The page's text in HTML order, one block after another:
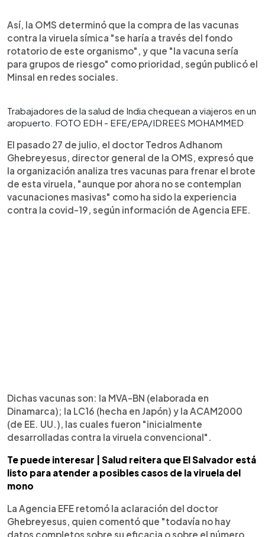
Así, la OMS determinó que la compra de las vacunas
contra la viruela símica "se haría a través del fondo
rotatorio de este organismo", y que "la vacuna sería
para grupos de riesgo" como prioridad, según publicó el
Minsal en redes sociales.
Trabajadores de la salud de India chequean a viajeros en un
aropuerto. FOTO EDH - EFE/EPA/IDREES MOHAMMED
El pasado 27 de julio, el doctor Tedros Adhanom
Ghebreyesus, director general de la OMS, expresó que
la organización analiza tres vacunas para frenar el brote
de esta viruela, "aunque por ahora no se contemplan
vacunaciones masivas" como ha sido la experiencia
contra la covid-19, según información de Agencia EFE.
Dichas vacunas son: la MVA-BN (elaborada en
Dinamarca); la LC16 (hecha en Japón) y la ACAM2000
(de EE. UU.), las cuales fueron "inicialmente
desarrolladas contra la viruela convencional".
Te puede interesar | Salud reitera que El Salvador está
listo para atender a posibles casos de la viruela del
mono
La Agencia EFE retomó la aclaración del doctor
Ghebreyesus, quien comentó que "todavía no hay
datos completos sobre su eficacia o sobre el número